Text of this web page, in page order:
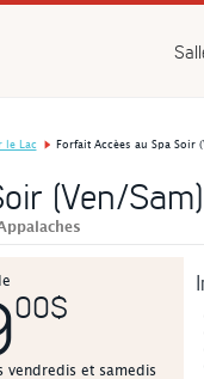
le Lac Forfait Accèes au Spa Soir
(Ven/
00$
vendredis et samedis